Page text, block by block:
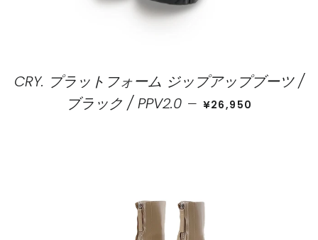
CRY. プラットフォーム ジップアップブーツ /
ブラック / PPV2.0 — 価格
¥26,950